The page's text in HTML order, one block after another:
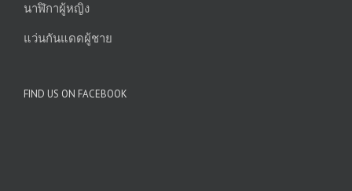
นาฬิกาผู้หญิง
แว่นกันแดดผู้ชาย
FIND US ON FACEBOOK